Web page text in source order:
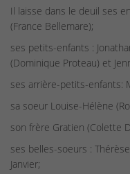
Il laisse dans le deuil ses
(France Bellemare);
ses petits-enfants :
(Dominique Proteau) et
ses arrière-petits-enfants:
sa soeur Louise-Hélène
son frère Gratien (Colette
ses belles-soeurs :
Janvier;